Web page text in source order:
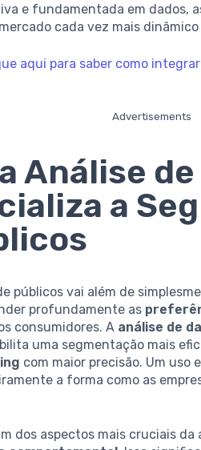
e fundamentada em dados,
cada vez mais dinâmico
aqui para saber como
Advertisements
Análise
a
públicos vai além de
profundamente as
consumidores. A análise de
uma segmentação mais
com maior precisão. Um uso
a forma como as
dos aspectos mais cruciais da